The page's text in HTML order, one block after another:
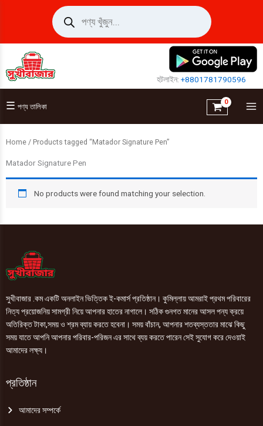
Products
search
হটলাইন:+8801781790596
☰ পণ্য তালিকা
Home / Products tagged “Matador Signature Pen”
Matador Signature Pen
No products were found matching your selection.
সুখীবাজার .কম একটি অনলাইন ভিত্তিক ই-কমার্স প্রতিষ্ঠান। কুমিল্লায় আমরাই প্রথম পরিবারের
নিত্য প্রয়োজনিয় সামগ্রী নিয়ে আপনার হাতের নাগালে। সঠিক গুনগত মানের আসল পন্য ক্রয়ে
অতিরিক্ত টাকা,সময় ও শ্রম ব্যায় করতে হবেনা। সময় বাঁচান, আপনার শতব্যস্ততার মাঝে কিছু
সময় যাতে আপনি আপনার পরিবার-পরিজন এর সাথে ব্যয় করতে পারেন সেই সুযোগ করে দেওয়াই
আমাদের লক্ষ্য।
প্রতিষ্ঠান
আমাদের সম্পর্কে